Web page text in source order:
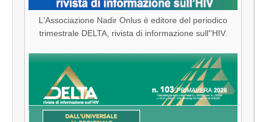
L'Associazione Nadir Onlus è editore del periodico
trimestrale DELTA, rivista di informazione sull''HIV.